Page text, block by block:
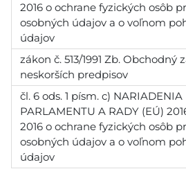
2016 o ochrane fyzických osôb
osobných údajov a o voľnom
údajov
zákon č. 513/1991 Zb. Obchodný
neskorších predpisov
čl. 6 ods. 1 písm. c)
PARLAMENTU A RADY (EÚ)
2016 o ochrane fyzických osôb
osobných údajov a o voľnom
údajov